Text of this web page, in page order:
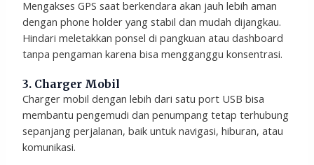
Mengakses GPS saat berkendara akan jauh lebih aman
dengan phone holder yang stabil dan mudah dijangkau.
Hindari meletakkan ponsel di pangkuan atau dashboard
tanpa pengaman karena bisa mengganggu konsentrasi.
3. Charger Mobil
Charger mobil dengan lebih dari satu port USB bisa
membantu pengemudi dan penumpang tetap terhubung
sepanjang perjalanan, baik untuk navigasi, hiburan, atau
komunikasi.